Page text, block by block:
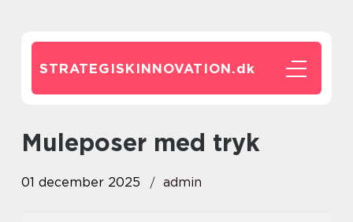
STRATEGISKINNOVATION.dk
Muleposer med tryk
01 december 2025 admin